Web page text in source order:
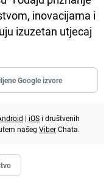
inovacijama i
izuzetan utjecaj
Google izvore
| iOS i društvenih
našeg ViberChata.